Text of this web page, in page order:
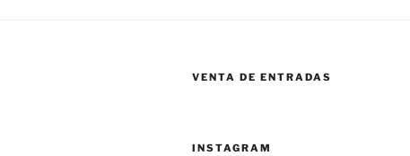
VENTA DE ENTRADAS
INSTAGRAM